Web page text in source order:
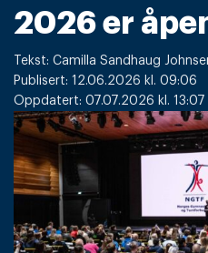
2026 er
Tekst: Camilla Sandhaug
Publisert: 12.06.2026 kl. 09:06
Oppdatert: 07.07.2026 kl. 13:07